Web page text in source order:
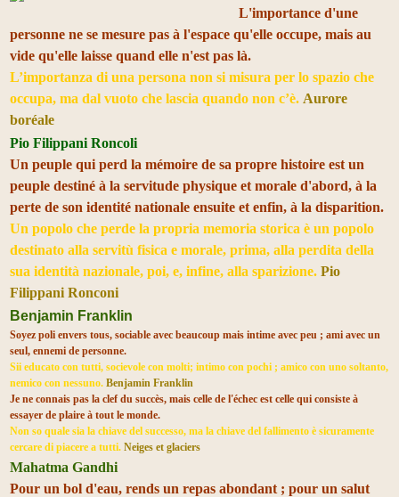
L'importance d'une
personne ne se mesure pas à l'espace qu'elle occupe, mais au
vide qu'elle laisse quand elle n'est pas là.
L’importanza di una persona non si misura per lo spazio che
occupa, ma dal vuoto che lascia quando non c’è. Aurore
boréale
Pio Filippani Roncoli
Un peuple qui perd la mémoire de sa propre histoire est un
peuple destiné à la servitude physique et morale d'abord, à la
perte de son identité nationale ensuite et enfin, à la disparition.
Un popolo che perde la propria memoria storica è un popolo
destinato alla servitù fisica e morale, prima, alla perdita della
sua identità nazionale, poi, e, infine, alla sparizione. Pio
Filippani Ronconi
Benjamin Franklin
Soyez poli envers tous, sociable avec beaucoup mais intime avec peu ; ami avec un
seul, ennemi de personne.
Sii educato con tutti, socievole con molti; intimo con pochi ; amico con uno soltanto,
nemico con nessuno. Benjamin Franklin
Je ne connais pas la clef du succès, mais celle de l'échec est celle qui consiste à
essayer de plaire à tout le monde.
Non so quale sia la chiave del successo, ma la chiave del fallimento è sicuramente
cercare di piacere a tutti. Neiges et glaciers
Mahatma Gandhi
Pour un bol d'eau, rends un repas abondant ; pour un salut